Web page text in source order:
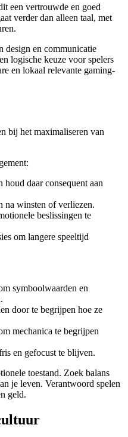
een vertrouwde en goed
verder dan alleen taal, met
design en communicatie
logische keuze voor spelers
en lokaal relevante gaming-
bij het maximaliseren van
houd daar consequent aan
na winsten of verliezen.
beslissingen te
om langere speeltijd
symboolwaarden en
door te begrijpen hoe ze
mechanica te begrijpen
en gefocust te blijven.
toestand. Zoek balans
je leven. Verantwoord spelen
geld.